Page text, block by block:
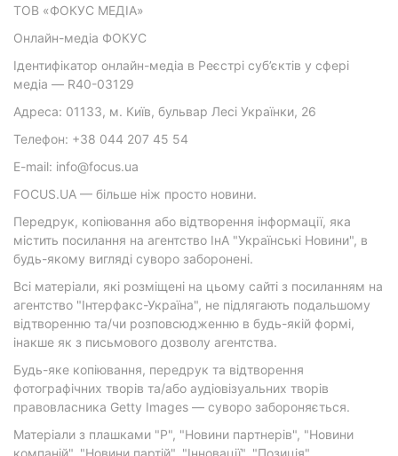
ТОВ «ФОКУС МЕДІА»
Онлайн-медіа ФОКУС
Ідентифікатор онлайн-медіа в Реєстрі суб’єктів у сфері
медіа — R40-03129
Адреса: 01133, м. Київ, бульвар Лесі Українки, 26
Телефон: +38 044 207 45 54
E-mail: info@focus.ua
FOCUS.UA — більше ніж просто новини.
Передрук, копіювання або відтворення інформації, яка
містить посилання на агентство ІнА "Українські Новини", в
будь-якому вигляді суворо заборонені.
Всі матеріали, які розміщені на цьому сайті з посиланням на
агентство "Інтерфакс-Україна", не підлягають подальшому
відтворенню та/чи розповсюдженню в будь-якій формі,
інакше як з письмового дозволу агентства.
Будь-яке копіювання, передрук та відтворення
фотографічних творів та/або аудіовізуальних творів
правовласника Getty Images — суворо забороняється.
Матеріали з плашками "Р", "Новини партнерів", "Новини
компаній", "Новини партій", "Інновації", "Позиція",